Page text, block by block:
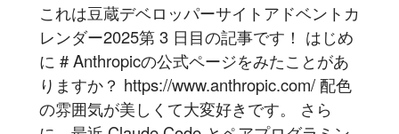
これは豆蔵デベロッパーサイトアドベントカ
レンダー2025第 3 日目の記事です！ はじめ
に # Anthropicの公式ページをみたことがあ
りますか？ https://www.anthropic.com/ 配色
の雰囲気が美しくて大変好きです。 さら